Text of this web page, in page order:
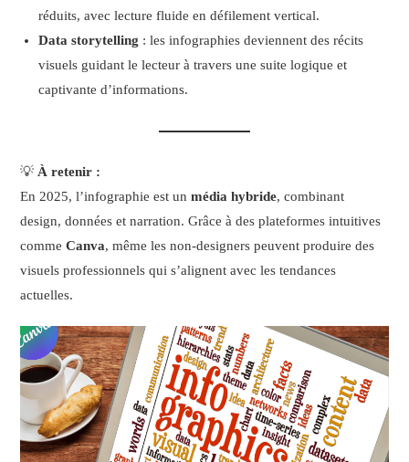
réduits, avec lecture fluide en défilement vertical.
Data storytelling : les infographies deviennent des récits
visuels guidant le lecteur à travers une suite logique et
captivante d’informations.
💡 À retenir :
En 2025, l’infographie est unmédia hybride, combinant
design, données et narration. Grâce à des plateformes intuitives
commeCanva, même les non-designers peuvent produire des
visuels professionnels qui s’alignent avec les tendances
actuelles.